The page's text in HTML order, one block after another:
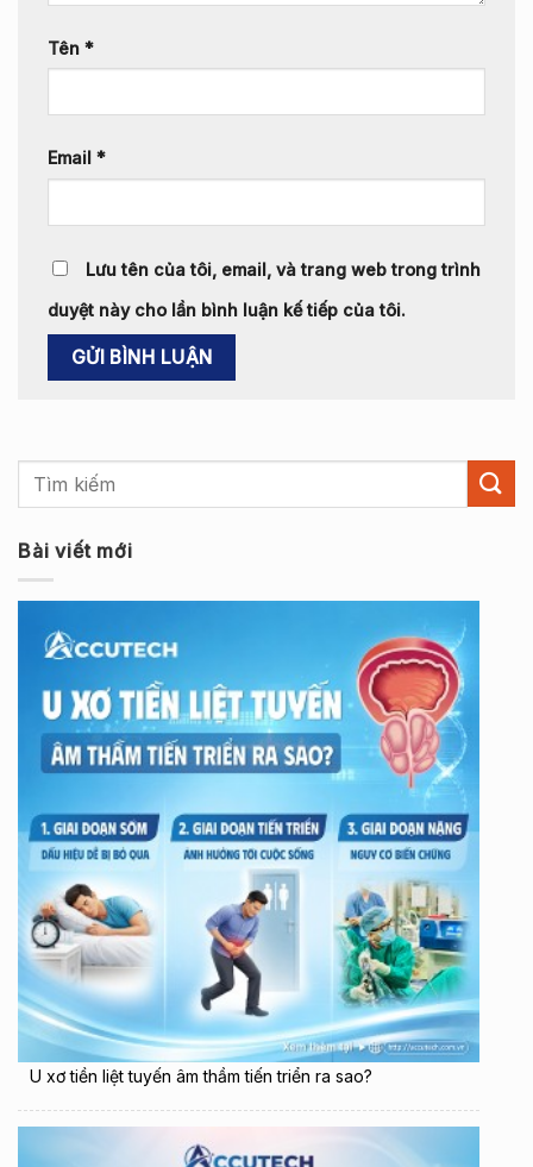
Tên *
Email *
Lưu tên của tôi, email, và trang web trong trình
duyệt này cho lần bình luận kế tiếp của tôi.
Bài viết mới
U xơ tiền liệt tuyến âm thầm tiến triển ra sao?